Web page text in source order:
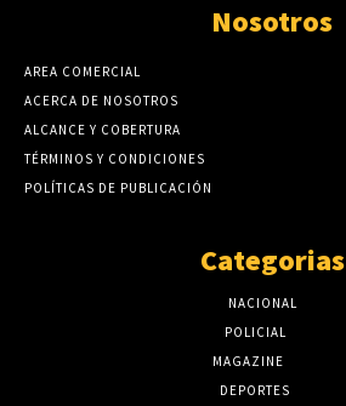
Nosotros
AREA COMERCIAL
ACERCA DE NOSOTROS
ALCANCE Y COBERTURA
TÉRMINOS Y CONDICIONES
POLÍTICAS DE PUBLICACIÓN
Categorias
NACIONAL
POLICIAL
MAGAZINE
DEPORTES